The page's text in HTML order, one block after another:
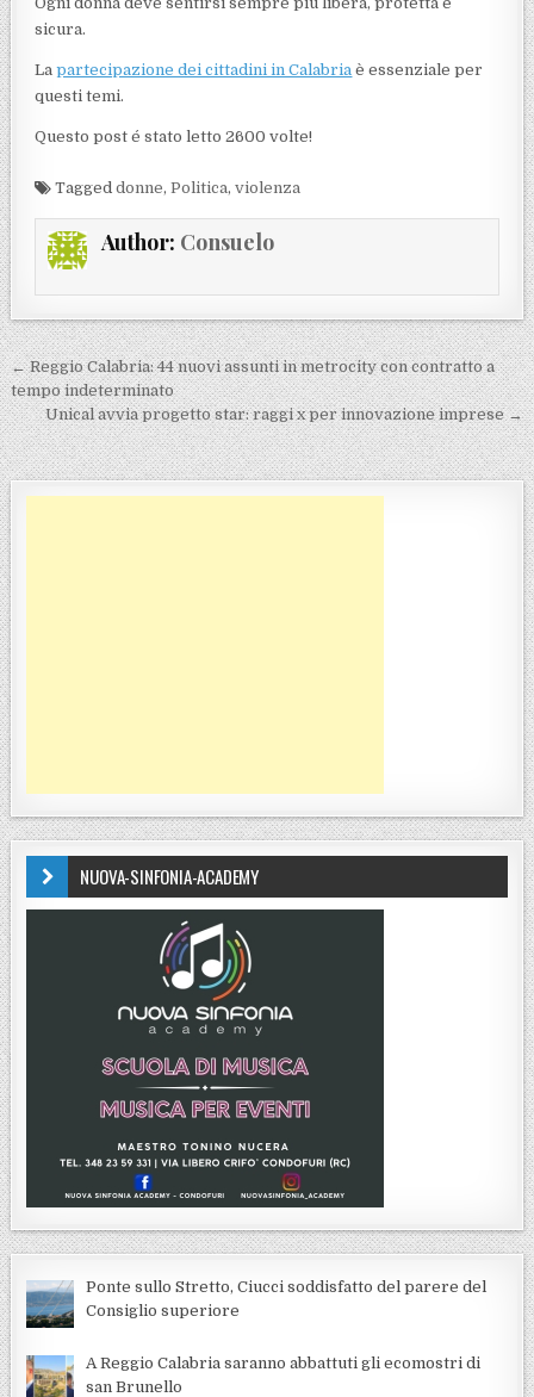
sicura.
Lapartecipazione dei cittadini in Calabria è essenziale per
questi temi.
Questo post é stato letto 2600 volte!
Taggeddonne,Politica,violenza
Author: Consuelo
Navigazione articoli
← Reggio Calabria: 44 nuovi assunti in metrocity con contratto a
tempo indeterminato
Unical avvia progetto star: raggi x per innovazione imprese →
NUOVA-SINFONIA-ACADEMY
Ponte sullo Stretto, Ciucci soddisfatto del parere del
Consiglio superiore
A Reggio Calabria saranno abbattuti gli ecomostri di
san Brunello